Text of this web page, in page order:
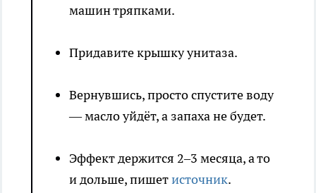
машин тряпками.
Придавите крышку унитаза.
Вернувшись, просто спустите воду
— масло уйдёт, а запаха не будет.
Эффект держится 2–3 месяца, а то
и дольше, пишетисточник.